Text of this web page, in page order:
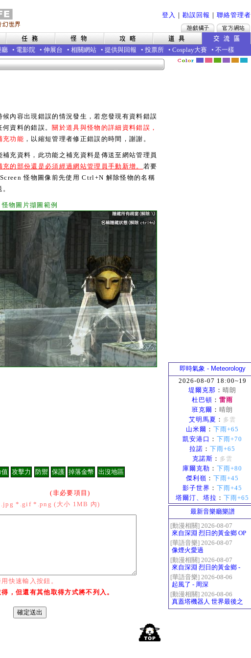
登入 ｜ 勘誤回報 ｜ 聯絡管理者
廳 • 電影院 • 伸展台 • 相關網站 • 提供與回報 • 投票所 • Cosplay大賽 • 不一樣
容出現錯誤的情況發生，若您發現有資料錯誤
資料的錯誤。 關於道具與怪物的詳細資料錯誤，
充功能 ，以縮短管理者修正錯誤的時間，謝謝。
資料，此功能之補充資料是傳送至網站管理員
的部份還是必須經過網站管理員手動新增。 若要
怪物圖像前先使用 Ctrl+N 解除怪物的名稱
怪物圖片擷圖範例
(非必要項目)
*.gif *.png (大小 1MB 內)
快速輸入按鈕。
，但還有其他取得方式將不列入。
即時氣象 - Meteorology
2026-08-07 18:00~19
堤爾克那 ： 晴朗
杜巴頓 ： 雷雨
班克爾 ： 晴朗
艾明馬夏 ： 多雲
山米爾 ： 下雨+65
凱安港口 ： 下雨+70
拉諾 ： 下雨+65
克諾斯 ： 多雲
庫爾克勒 ： 下雨+80
傑利嶺 ： 下雨+45
影子世界 ： 下雨+45
塔爾汀、塔拉 ： 下雨+65
最新音樂廳樂譜
[動漫相關] 2026-08-07
來自深淵 烈日的黃金鄉 OP
- かたち(Katachi)
[華語音樂] 2026-08-07
像煙火愛過
[動漫相關] 2026-08-07
來自深淵 烈日的黃金鄉 -
Gravity
[華語音樂] 2026-08-06
起風了 - 周深
[動漫相關] 2026-08-06
真蓋塔機器人 世界最後之
日OP2 HEATS